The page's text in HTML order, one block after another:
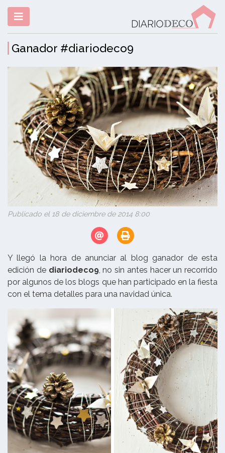
Ganador #diariodeco9
Publicado el 18 de diciembre de 2014 8:00
Y llegó la hora de anunciar al blog ganador de esta
edición de diariodeco9, no sin antes hacer un recorrido
por algunos de los blogs que han participado en la fiesta
con el tema detalles para una navidad única.